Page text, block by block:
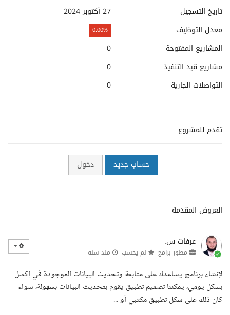
تاريخ التسجيل
27 أكتوبر 2024
معدل التوظيف
0.00%
المشاريع المفتوحة
0
مشاريع قيد التنفيذ
0
التواصلات الجارية
0
تقدم للمشروع
حساب جديد دخول
العروض المقدمة
عرفات س.
مطور برامج لم يحسب منذ سنة
لإنشاء برنامج يساعدك على متابعة وتحديث البيانات الموجودة في إكسل
بشكل يومي، يمكننا تصميم تطبيق يقوم بتحديث البيانات بسهولة، سواء
كان ذلك على شكل تطبيق مكتبي أو ...